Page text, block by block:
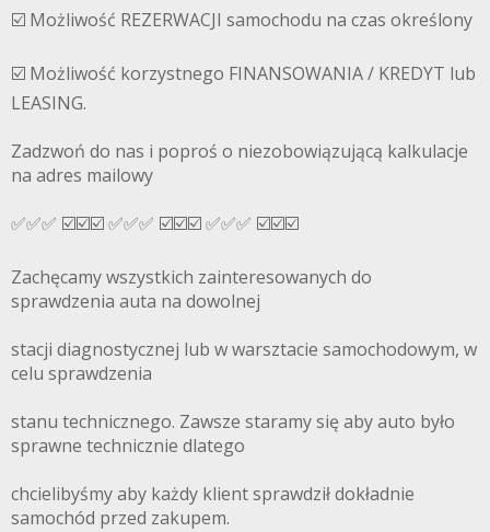
☑️ Możliwość REZERWACJI samochodu na czas określony
☑️ Możliwość korzystnego FINANSOWANIA / KREDYT lub
LEASING.
Zadzwoń do nas i poproś o niezobowiązującą kalkulacje
na adres mailowy
✅✅✅ ☑️☑️☑️ ✅✅✅ ☑️☑️☑️ ✅✅✅ ☑️☑️☑️
Zachęcamy wszystkich zainteresowanych do
sprawdzenia auta na dowolnej
stacji diagnostycznej lub w warsztacie samochodowym, w
celu sprawdzenia
stanu technicznego. Zawsze staramy się aby auto było
sprawne technicznie dlatego
chcielibyśmy aby każdy klient sprawdził dokładnie
samochód przed zakupem.